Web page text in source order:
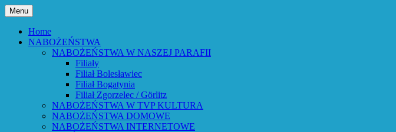
Przejdź
do
treściParafia Ewangelicko-Augsburska w Lubaniu
Menu
Home
NABOŻEŃSTWA
NABOŻEŃSTWA W NASZEJ PARAFII
Filiały
Filiał Bolesławiec
Filiał Bogatynia
Filiał Zgorzelec / Görlitz
NABOŻEŃSTWA W TVP KULTURA
NABOŻEŃSTWA DOMOWE
NABOŻEŃSTWA INTERNETOWE